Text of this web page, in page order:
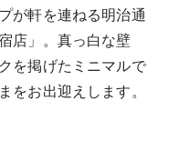
が軒を連ねる明治通
店」。真っ白な壁
を掲げたミニマルで
をお出迎えします。